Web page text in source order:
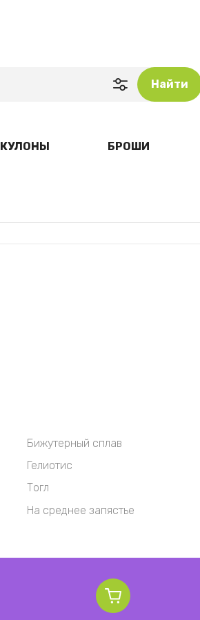
Найти
КУЛОНЫ БРОШИ
Бижутерный сплав
Гелиотис
Тогл
На среднее запястье